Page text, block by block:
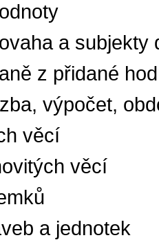
a subjekty
z přidané
výpočet,
věcí
věcí
a jednotek